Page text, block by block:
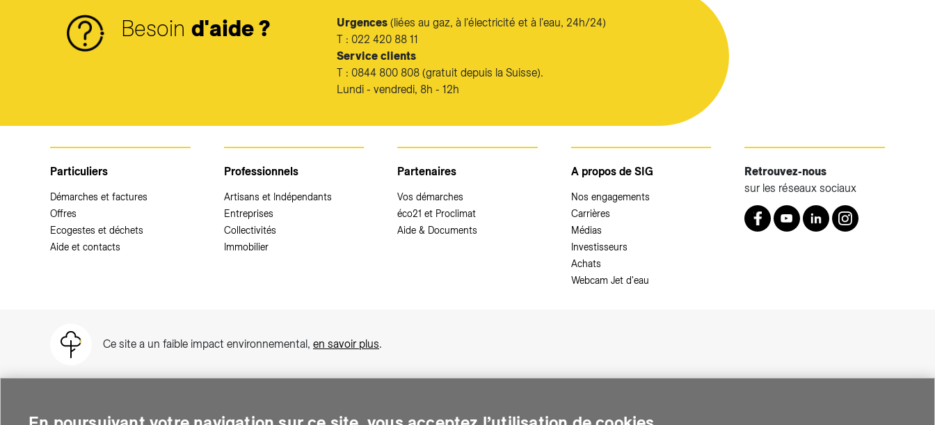
Besoin d'aide ? Urgences (liées au gaz, à l'électricité et à l'eau, 24h/24)
T : 022 420 88 11
Service clients
T : 0844 800 808 (gratuit depuis la Suisse).
Lundi - vendredi, 8h - 12h
Particuliers
Démarches et factures
Offres
Ecogestes et déchets
Aide et contacts
Professionnels
Artisans et Indépendants
Entreprises
Collectivités
Immobilier
Partenaires
Vos démarches
éco21 et Proclimat
Aide & Documents
A propos de SIG
Nos engagements
Carrières
Médias
Investisseurs
Achats
Webcam Jet d'eau
Retrouvez-nous
sur les réseaux sociaux
Retrouvez nous sur Facebook
YoutubeLinkedInInstagram
Ce site a un faible impact environnemental, en savoir plus.